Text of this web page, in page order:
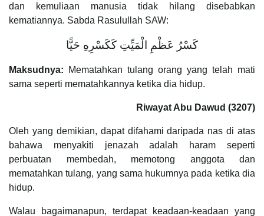
dan kemuliaan manusia tidak hilang disebabkan
kematiannya. Sabda Rasulullah SAW:
كَسْرُ عَظْمِ الْمَيِّتِ كَكَسْرِهِ حَيًّا
Maksudnya: Mematahkan tulang orang yang telah mati
sama seperti mematahkannya ketika dia hidup.
Riwayat Abu Dawud (3207)
Oleh yang demikian, dapat difahami daripada nas di atas
bahawa menyakiti jenazah adalah haram seperti
perbuatan membedah, memotong anggota dan
mematahkan tulang, yang sama hukumnya pada ketika dia
hidup.
Walau bagaimanapun, terdapat keadaan-keadaan yang